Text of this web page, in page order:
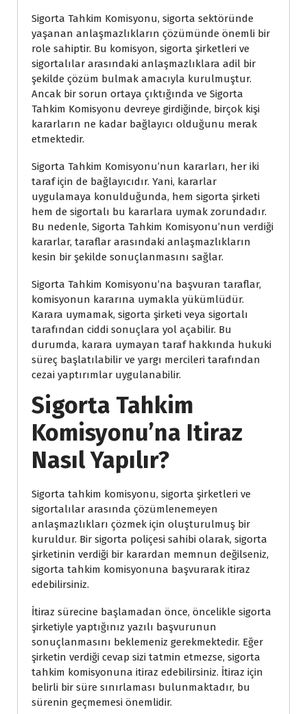
Sigorta Tahkim Komisyonu, sigorta sektöründe
yaşanan anlaşmazlıkların çözümünde önemli bir
role sahiptir. Bu komisyon, sigorta şirketleri ve
sigortalılar arasındaki anlaşmazlıklara adil bir
şekilde çözüm bulmak amacıyla kurulmuştur.
Ancak bir sorun ortaya çıktığında ve Sigorta
Tahkim Komisyonu devreye girdiğinde, birçok kişi
kararların ne kadar bağlayıcı olduğunu merak
etmektedir.
Sigorta Tahkim Komisyonu’nun kararları, her iki
taraf için de bağlayıcıdır. Yani, kararlar
uygulamaya konulduğunda, hem sigorta şirketi
hem de sigortalı bu kararlara uymak zorundadır.
Bu nedenle, Sigorta Tahkim Komisyonu’nun verdiği
kararlar, taraflar arasındaki anlaşmazlıkların
kesin bir şekilde sonuçlanmasını sağlar.
Sigorta Tahkim Komisyonu’na başvuran taraflar,
komisyonun kararına uymakla yükümlüdür.
Karara uymamak, sigorta şirketi veya sigortalı
tarafından ciddi sonuçlara yol açabilir. Bu
durumda, karara uymayan taraf hakkında hukuki
süreç başlatılabilir ve yargı mercileri tarafından
cezai yaptırımlar uygulanabilir.
Sigorta Tahkim
Komisyonu’na Itiraz
Nasıl Yapılır?
Sigorta tahkim komisyonu, sigorta şirketleri ve
sigortalılar arasında çözümlenemeyen
anlaşmazlıkları çözmek için oluşturulmuş bir
kuruldur. Bir sigorta poliçesi sahibi olarak, sigorta
şirketinin verdiği bir karardan memnun değilseniz,
sigorta tahkim komisyonuna başvurarak itiraz
edebilirsiniz.
İtiraz sürecine başlamadan önce, öncelikle sigorta
şirketiyle yaptığınız yazılı başvurunun
sonuçlanmasını beklemeniz gerekmektedir. Eğer
şirketin verdiği cevap sizi tatmin etmezse, sigorta
tahkim komisyonuna itiraz edebilirsiniz. İtiraz için
belirli bir süre sınırlaması bulunmaktadır, bu
sürenin geçmemesi önemlidir.